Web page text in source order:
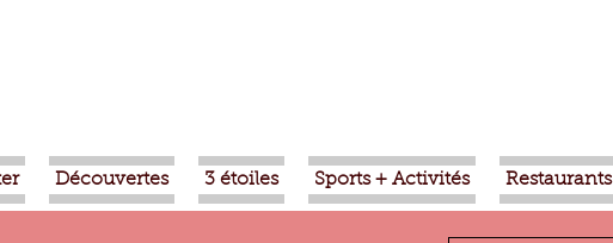
Découvertes 3 étoiles Sports + Activités Restaurants